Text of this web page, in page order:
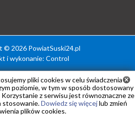
© 2026 PowiatSuski24.pl
i wykonanie: Control
pliki cookies w celu świadczenia
poziomie, w tym w sposób dostosowany
z serwisu jest równoznaczne ze
stosowanie.Dowiedz się więcejlub zmień
plików cookies.